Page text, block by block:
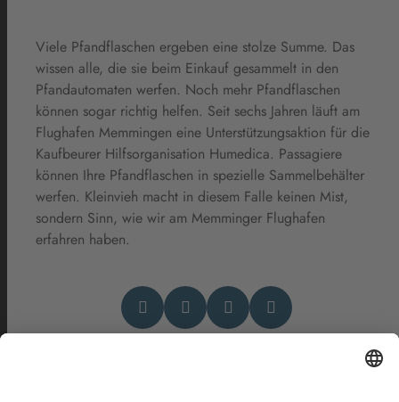
Viele Pfandflaschen ergeben eine stolze Summe. Das
wissen alle, die sie beim Einkauf gesammelt in den
Pfandautomaten werfen. Noch mehr Pfandflaschen
können sogar richtig helfen. Seit sechs Jahren läuft am
Flughafen Memmingen eine Unterstützungsaktion für die
Kaufbeurer Hilfsorganisation Humedica. Passagiere
können Ihre Pfandflaschen in spezielle Sammelbehälter
werfen. Kleinvieh macht in diesem Falle keinen Mist,
sondern Sinn, wie wir am Memminger Flughafen
erfahren haben.